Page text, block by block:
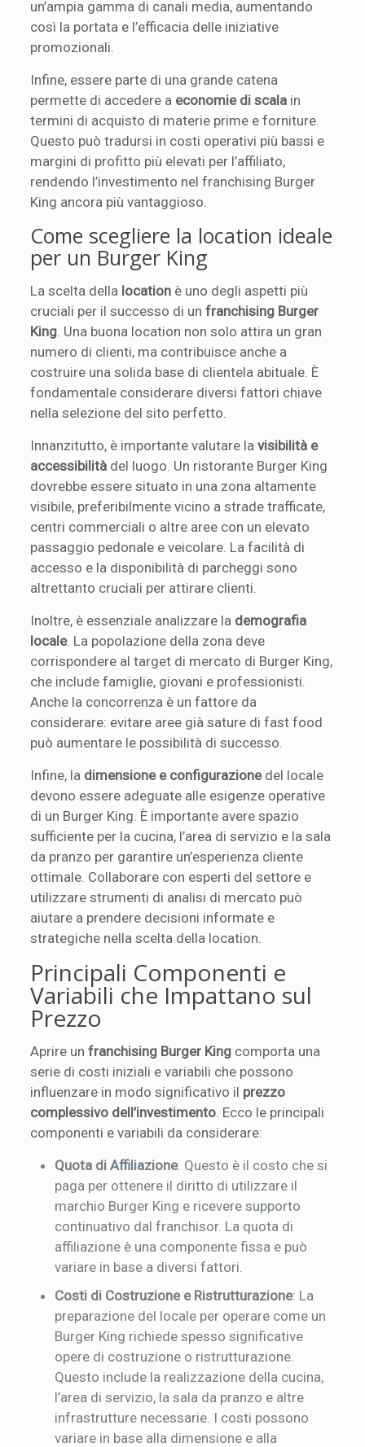
un’ampia gamma di canali media, aumentando
così la portata e l’efficacia delle iniziative
promozionali.
Infine, essere parte di una grande catena
permette di accedere a economie di scala in
termini di acquisto di materie prime e forniture.
Questo può tradursi in costi operativi più bassi e
margini di profitto più elevati per l’affiliato,
rendendo l’investimento nel franchising Burger
King ancora più vantaggioso.
Come scegliere la location ideale
per un Burger King
La scelta della location è uno degli aspetti più
cruciali per il successo di unfranchising Burger
King . Una buona location non solo attira un gran
numero di clienti, ma contribuisce anche a
costruire una solida base di clientela abituale. È
fondamentale considerare diversi fattori chiave
nella selezione del sito perfetto.
Innanzitutto, è importante valutare lavisibilità e
accessibilità del luogo. Un ristorante Burger King
dovrebbe essere situato in una zona altamente
visibile, preferibilmente vicino a strade trafficate,
centri commerciali o altre aree con un elevato
passaggio pedonale e veicolare. La facilità di
accesso e la disponibilità di parcheggi sono
altrettanto cruciali per attirare clienti.
Inoltre, è essenziale analizzare la demografia
locale. La popolazione della zona deve
corrispondere al target di mercato di Burger King,
che include famiglie, giovani e professionisti.
Anche la concorrenza è un fattore da
considerare: evitare aree già sature di fast food
può aumentare le possibilità di successo.
Infine, la dimensione e configurazionedel locale
devono essere adeguate alle esigenze operative
di un Burger King. È importante avere spazio
sufficiente per la cucina, l’area di servizio e la sala
da pranzo per garantire un’esperienza cliente
ottimale. Collaborare con esperti del settore e
utilizzare strumenti di analisi di mercato può
aiutare a prendere decisioni informate e
strategiche nella scelta della location.
Principali Componenti e
Variabili che Impattano sul
Prezzo
Aprire unfranchising Burger King comporta una
serie di costi iniziali e variabili che possono
influenzare in modo significativo il prezzo
complessivo dell’investimento . Ecco le principali
componenti e variabili da considerare:
Quota di Affiliazione: Questo è il costo che si
paga per ottenere il diritto di utilizzare il
marchio Burger King e ricevere supporto
continuativo dal franchisor. La quota di
affiliazione è una componente fissa e può
variare in base a diversi fattori.
Costi di Costruzione e Ristrutturazione: La
preparazione del locale per operare come un
Burger King richiede spesso significative
opere di costruzione o ristrutturazione.
Questo include la realizzazione della cucina,
l’area di servizio, la sala da pranzo e altre
infrastrutture necessarie. I costi possono
variare in base alla dimensione e alla